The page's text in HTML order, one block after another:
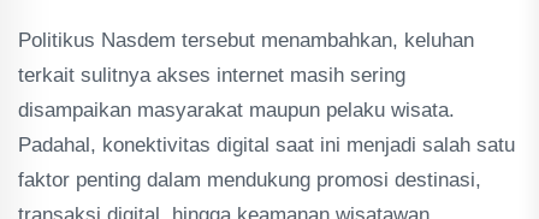
Politikus Nasdem tersebut menambahkan, keluhan
terkait sulitnya akses internet masih sering
disampaikan masyarakat maupun pelaku wisata.
Padahal, konektivitas digital saat ini menjadi salah satu
faktor penting dalam mendukung promosi destinasi,